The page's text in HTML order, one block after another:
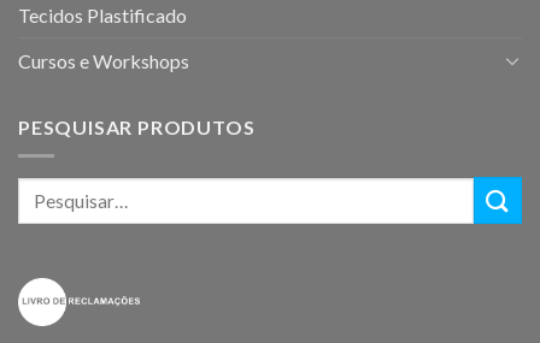
Tecidos Plastificado
Cursos e Workshops
PESQUISAR PRODUTOS